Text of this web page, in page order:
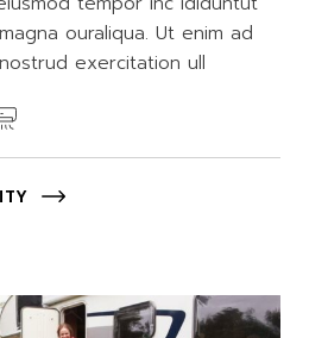
ouraliqua. Ut enim ad
exercitation ull